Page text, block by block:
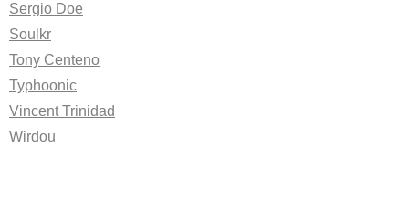
Sergio Doe
Soulkr
Tony Centeno
Typhoonic
Vincent Trinidad
Wirdou